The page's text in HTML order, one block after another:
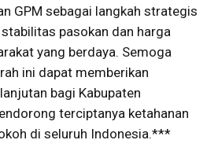
GPM sebagai langkah strategis
pasokan dan harga
yang berdaya. Semoga
ini dapat memberikan
bagi Kabupaten
terciptanya ketahanan
di seluruh Indonesia.***